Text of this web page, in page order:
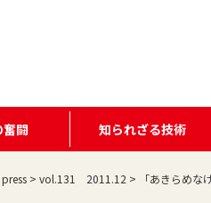
闘 知られざる技術
> vol.131 2011.12 > 「あきらめ